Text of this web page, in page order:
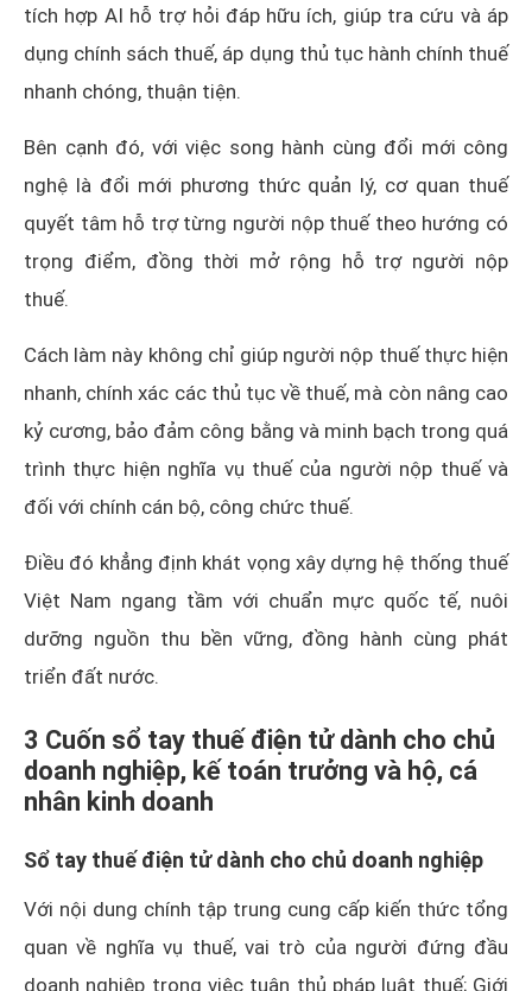
tích hợp AI hỗ trợ hỏi đáp hữu ích, giúp tra cứu và áp
dụng chính sách thuế, áp dụng thủ tục hành chính thuế
nhanh chóng, thuận tiện.
Bên cạnh đó, với việc song hành cùng đổi mới công
nghệ là đổi mới phương thức quản lý, cơ quan thuế
quyết tâm hỗ trợ từng người nộp thuế theo hướng có
trọng điểm, đồng thời mở rộng hỗ trợ người nộp
thuế.
Cách làm này không chỉ giúp người nộp thuế thực hiện
nhanh, chính xác các thủ tục về thuế, mà còn nâng cao
kỷ cương, bảo đảm công bằng và minh bạch trong quá
trình thực hiện nghĩa vụ thuế của người nộp thuế và
đối với chính cán bộ, công chức thuế.
Điều đó khẳng định khát vọng xây dựng hệ thống thuế
Việt Nam ngang tầm với chuẩn mực quốc tế, nuôi
dưỡng nguồn thu bền vững, đồng hành cùng phát
triển đất nước.
3 Cuốn sổ tay thuế điện tử dành cho chủ
doanh nghiệp, kế toán trưởng và hộ, cá
nhân kinh doanh
Sổ tay thuế điện tử dành cho chủ doanh nghiệp
Với nội dung chính tập trung cung cấp kiến thức tổng
quan về nghĩa vụ thuế, vai trò của người đứng đầu
doanh nghiệp trong việc tuân thủ pháp luật thuế; Giới